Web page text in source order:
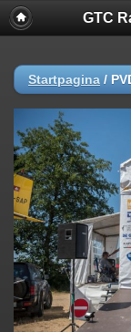
GTC
Startpagina /